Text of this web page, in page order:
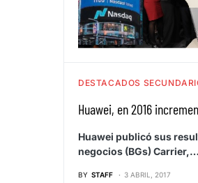
DESTACADOS
Huawei, en 2016
Huawei publicó sus
negocios (BGs) Carrier,…
BY STAFF 3 ABRIL, 2017